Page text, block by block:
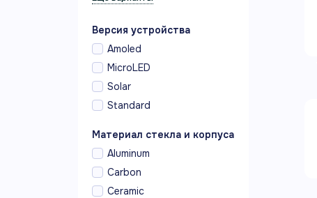
Версия устройства
Amoled
MicroLED
Solar
Standard
Материал стекла и корпуса
Aluminum
Carbon
Ceramic